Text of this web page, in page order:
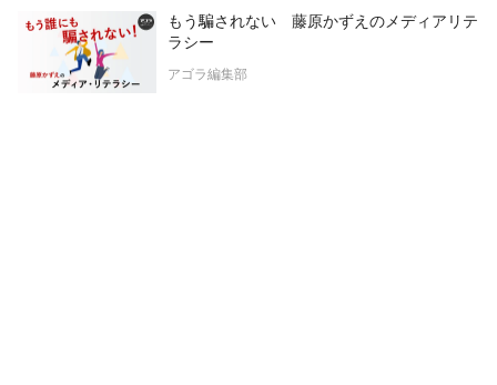
もう騙されない 藤原かずえのメディアリテ
ラシー
アゴラ編集部